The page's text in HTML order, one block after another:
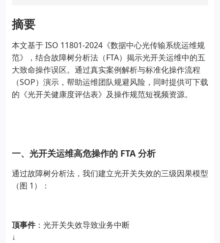
摘要
本文基于ISO 11801-2024《数据中心光传输系统运维规
范》，结合故障树分析法（FTA）揭示光开关运维中的五
大致命操作误区。通过真实案例解析与标准化操作流程
（SOP）演示，帮助运维团队规避风险，同时提供可下载
的《光开关健康度评估表》及操作规范短视频资源。
一、光开关运维高危操作的FTA 分析
通过故障树分析法，我们建立光开关失效的三级因果模型
（图 1 ）：
顶事件：光开关失效导致业务中断
↓